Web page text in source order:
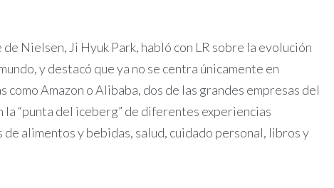
Nielsen, Ji Hyuk Park, habló con LR sobre la evolución
y destacó que ya no se centra únicamente en
Amazon o Alibaba, dos de las grandes empresas del
la “punta del iceberg” de diferentes experiencias
de alimentos y bebidas, salud, cuidado personal, libros y